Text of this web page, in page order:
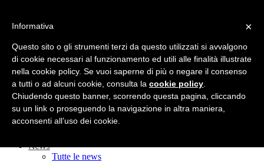
Circolo
Statuto e
Regolamenti
Storia
Ormeggi
Sede e Servizi
Attività
Safeguarding
News
Tutte le news
×
Informativa
Questo sito o gli strumenti terzi da questo utilizzati si avvalgono
di cookie necessari al funzionamento ed utili alle finalità illustrate
nella cookie policy. Se vuoi saperne di più o negare il consenso
a tutti o ad alcuni cookie, consulta la cookie policy
Chiudendo questo banner, scorrendo questa pagina, cliccando
su un link o proseguendo la navigazione in altra maniera,
acconsenti all’uso dei cookie.